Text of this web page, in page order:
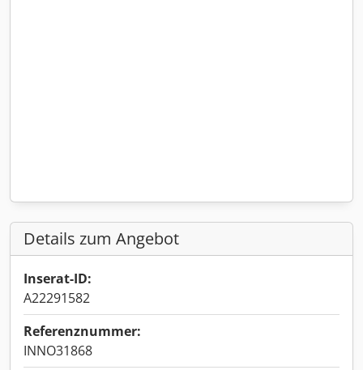
Details zum Angebot
Inserat-ID:
A22291582
Referenznummer:
INNO31868